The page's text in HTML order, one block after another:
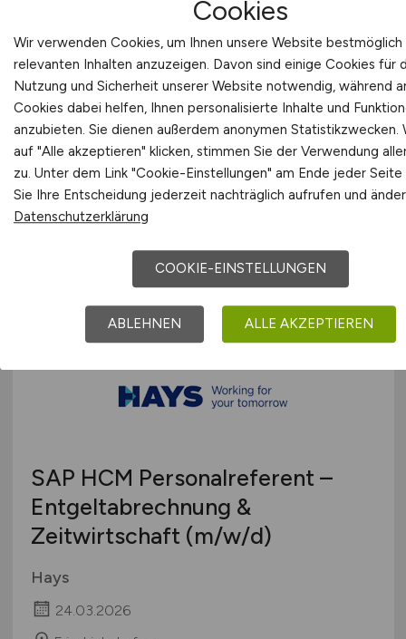
Personaldisponent(m/w/d)
Königsteiner Services GmbH
Stuttgart-Vaihingen
SAP HCM Personalreferent –
Entgeltabrechnung &
Zeitwirtschaft (m/w/d)
Hays
24.03.2026
Cookies
Wir verwenden Cookies, um Ihnen unsere Website
relevanten Inhalten anzuzeigen. Davon sind einige Cookies für
Nutzung und Sicherheit unserer Website notwendig, während
Cookies dabei helfen, Ihnen personalisierte Inhalte und
anzubieten. Sie dienen außerdem anonymen Statistikzwecken.
auf "Alle akzeptieren" klicken, stimmen Sie der Verwendung
zu. Unter dem Link "Cookie-Einstellungen" am Ende jeder Seite
Sie Ihre Entscheidung jederzeit nachträglich aufrufen und
Datenschutzerklärung
COOKIE-EINSTELLUNGEN
ABLEHNEN ALLE AKZEPTIEREN